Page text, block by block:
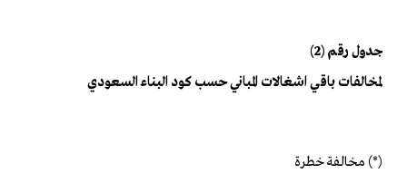
جدول رقم (2)
لمخالفات باقي اشغالات المباني حسب كود البناء السعودي
(*) مخالفة خطرة